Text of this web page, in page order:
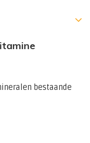
bestaande